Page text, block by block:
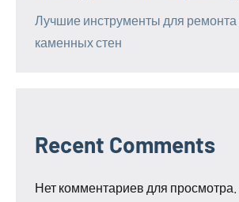
Лучшие инструменты для ремонта
каменных стен
Recent Comments
Нет комментариев для просмотра.